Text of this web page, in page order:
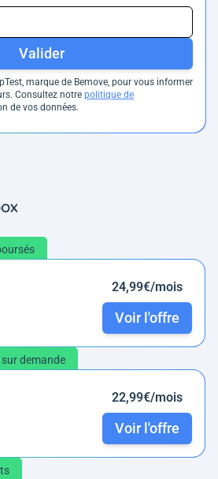
Valider
marque de Bemove, pour vous informer
Consultez notre politique de
de vos données.
24,99€/mois
Voir l'offre
demande
22,99€/mois
Voir l'offre